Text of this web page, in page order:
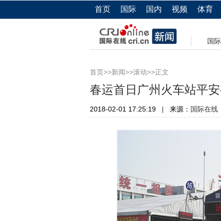
首页 国际 国内 视频 体育
国际
首页 >>新闻>>滚动>>正文
春运首日广州火车站平
2018-02-01 17:25:19 | 来源： 国际在线